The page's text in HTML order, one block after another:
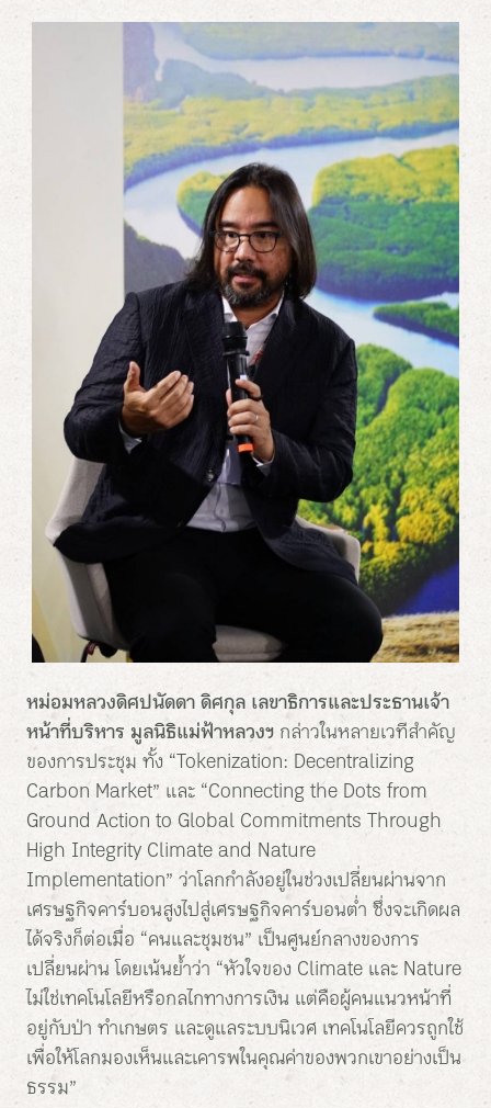
หม่อมหลวงดิศปนัดดา ดิศกุล เลขาธิการและประธานเจ้า
หน้าที่บริหาร มูลนิธิแม่ฟ้าหลวงฯกล่าวในหลายเวทีสำคัญ
ของการประชุม ทั้ง “Tokenization: Decentralizing
Carbon Market” และ “Connecting the Dots from
Ground Action to Global Commitments Through
High Integrity Climate and Nature
Implementation” ว่าโลกกำลังอยู่ในช่วงเปลี่ยนผ่านจาก
เศรษฐกิจคาร์บอนสูงไปสู่เศรษฐกิจคาร์บอนต่ำ ซึ่งจะเกิดผล
ได้จริงก็ต่อเมื่อ “คนและชุมชน” เป็นศูนย์กลางของการ
เปลี่ยนผ่าน โดยเน้นย้ำว่า “หัวใจของ Climate และ Nature
ไม่ใช่เทคโนโลยีหรือกลไกทางการเงิน แต่คือผู้คนแนวหน้าที่
อยู่กับป่า ทำเกษตร และดูแลระบบนิเวศ เทคโนโลยีควรถูกใช้
เพื่อให้โลกมองเห็นและเคารพในคุณค่าของพวกเขาอย่างเป็น
ธรรม”